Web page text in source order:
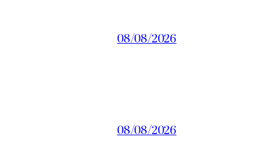
08/08/2026
08/08/2026